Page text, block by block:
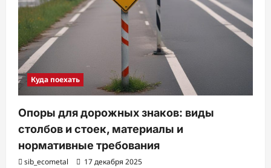
Куда поехать
Опоры для дорожных знаков: виды
столбов и стоек, материалы и
нормативные требования
sib_ecometal 17 декабря 2025